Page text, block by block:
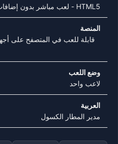
HTML5 - لعب مباشر بدون إضافات
المنصة
قابلة للعب في المتصفح على
وضع اللعب
لاعب واحد
العربية
مدير المطار الكسول